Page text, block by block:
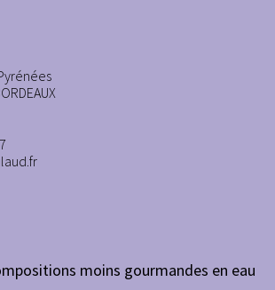
moins gourmandes en eau